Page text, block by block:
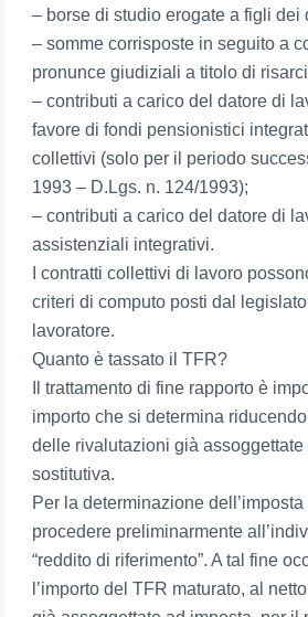
– borse di studio erogate a figli dei
– somme corrisposte in seguito a
pronunce giudiziali a titolo di
– contributi a carico del datore di
favore di fondi pensionistici
collettivi (solo per il periodo
1993 – D.Lgs. n. 124/1993);
– contributi a carico del datore di
assistenziali integrativi.
I contratti collettivi di lavoro
criteri di computo posti dal
lavoratore.
Quanto è tassato il TFR?
Il trattamento di fine rapporto è
importo che si determina
delle rivalutazioni già assoggettate
sostitutiva.
Per la determinazione
procedere preliminarmente
“reddito di riferimento”. A tal fine
l’importo del TFR maturato, al